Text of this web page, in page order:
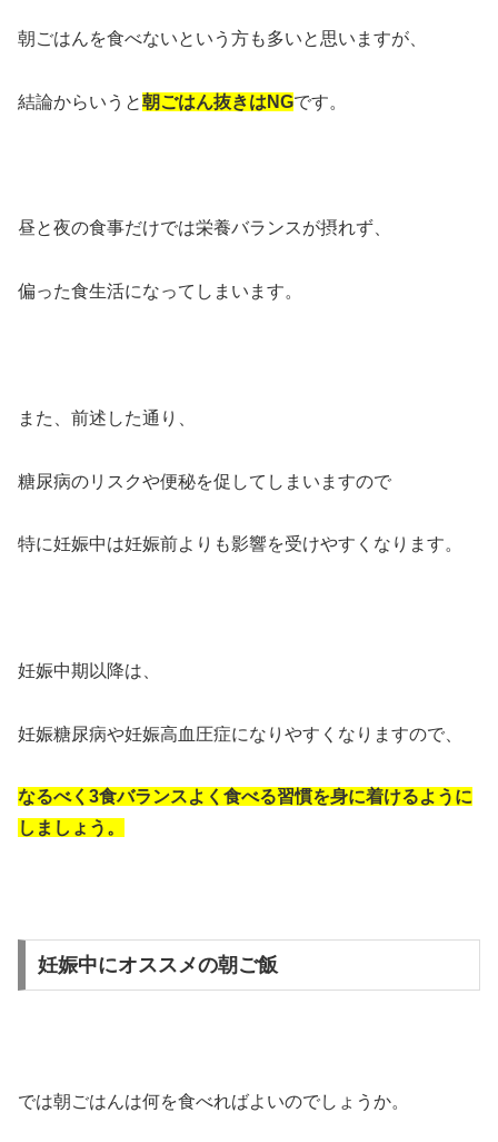
朝ごはんを食べないという方も多いと思いますが、
結論からいうと朝ごはん抜きはNGです。
昼と夜の食事だけでは栄養バランスが摂れず、
偏った食生活になってしまいます。
また、前述した通り、
糖尿病のリスクや便秘を促してしまいますので
特に妊娠中は妊娠前よりも影響を受けやすくなります。
妊娠中期以降は、
妊娠糖尿病や妊娠高血圧症になりやすくなりますので、
なるべく3食バランスよく食べる習慣を身に着けるように
しましょう。
妊娠中にオススメの朝ご飯
では朝ごはんは何を食べればよいのでしょうか。